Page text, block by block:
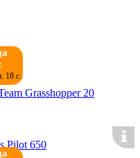
18 с.
Grasshopper 20